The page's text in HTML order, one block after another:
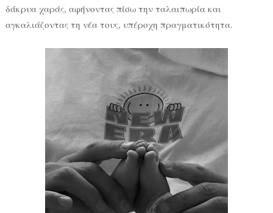
δάκρυα χαράς, αφήνοντας πίσω την ταλαιπωρία και
αγκαλιάζοντας τη νέα τους, υπέροχη πραγματικότητα.